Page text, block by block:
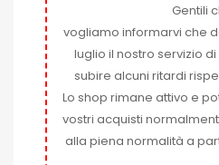
Gentili
vogliamo informarvi che
luglio il nostro servizio
subire alcuni ritardi
Lo shop rimane attivo e
vostri acquisti
alla piena normalità a